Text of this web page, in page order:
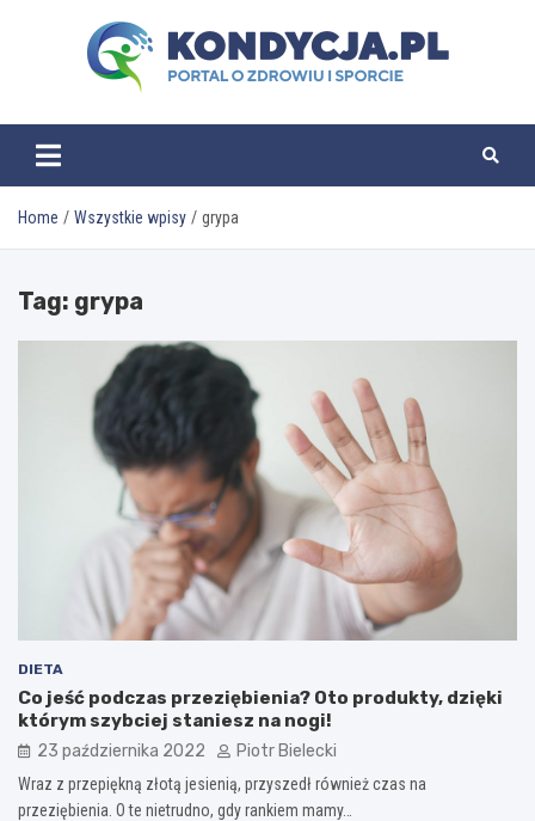
kondycja.pl
Home Wszystkie wpisy grypa
Tag: grypa
DIETA
Co jeść podczas przeziębienia? Oto produkty, dzięki
którym szybciej staniesz na nogi!
23 października 2022 Piotr Bielecki
Wraz z przepiękną złotą jesienią, przyszedł również czas na
przeziębienia. O te nietrudno, gdy rankiem mamy…